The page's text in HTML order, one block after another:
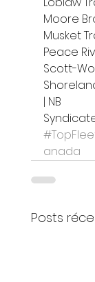
Moore
Musket
Peace
Scott-
| NB
anada
Posts